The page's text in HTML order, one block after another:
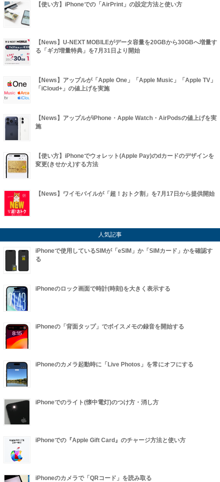
【使い方】iPhoneでの「AirPrint」の設定方法と使い方
【News】U-NEXT MOBILEがデータ容量を20GBから30GBへ増量す
る「ギガ増量特典」を7月31日より開始
【News】アップルが「Apple One」「Apple Music」「Apple TV」
「iCloud+」の値上げを実施
【News】アップルがiPhone・Apple Watch・AirPodsの値上げを実
施
【使い方】iPhoneでウォレット(Apple Pay)のdカードのデザインを
変更(きせかえ)する方法
【News】ワイモバイルが「超！おトク割」を7月17日から提供開始
人気記事
iPhoneで使用しているSIMが「eSIM」か「SIMカード」かを確認す
る
iPhoneのロック画面で時計(時刻)を大きく表示する
iPhoneの「背面タップ」でボイスメモの録音を開始する
iPhoneのカメラ起動時に「Live Photos」を常にオフにする
iPhoneでのライト(懐中電灯)のつけ方・消し方
iPhoneでの『Apple Gift Card』のチャージ方法と使い方
iPhoneのカメラで「QRコード」を読み取る